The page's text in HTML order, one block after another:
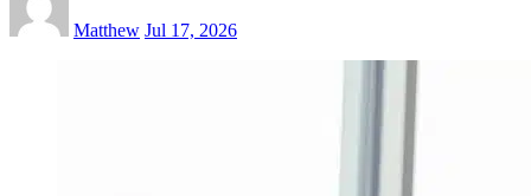
Matthew Jul 17, 2026